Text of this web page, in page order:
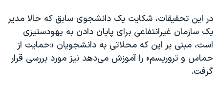
در این تحقیقات، شکایت یک دانشجوی سابق که حالا مدیر
یک سازمان غیرانتفاعی برای پایان دادن به یهودستیزی
است، مبنی بر این که محلاتی به دانشجویان «حمایت از
حماس و تروریسم» را آموزش می‌دهد نیز مورد بررسی قرار
گرفت.